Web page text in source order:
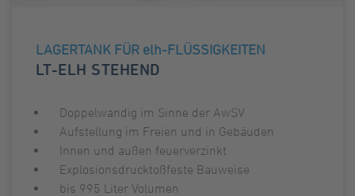
LAGERTANK FÜR elh-FLÜSSIGKEITEN
LT-ELH STEHEND
Doppelwandig im Sinne der AwSV
Aufstellung im Freien und in Gebäuden
Innen und außen feuerverzinkt
Explosionsdrucktoßfeste Bauweise
bis 995 Liter Volumen